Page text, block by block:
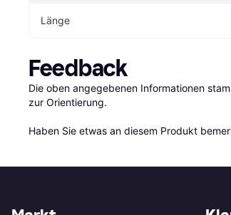
Länge
Feedback
Die oben angegebenen Informationen
zur Orientierung.
Haben Sie etwas an diesem Produkt